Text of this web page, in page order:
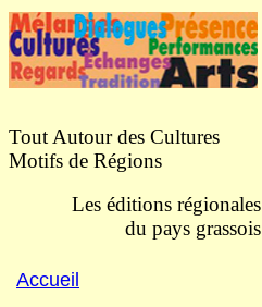
Tout Autour des Cultures
Motifs de Régions
Les éditions régionales
du pays grassois
Accueil